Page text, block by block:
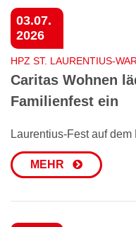
03.07.
2026
HPZ ST. LAURENTIUS-
Caritas Wohnen
Familienfest ein
Laurentius-Fest auf
MEHR